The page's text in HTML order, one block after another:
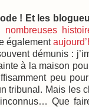
! Et les
nombreuses
également
démunis :
à la maison
peu
tribunal. Mais les
Que